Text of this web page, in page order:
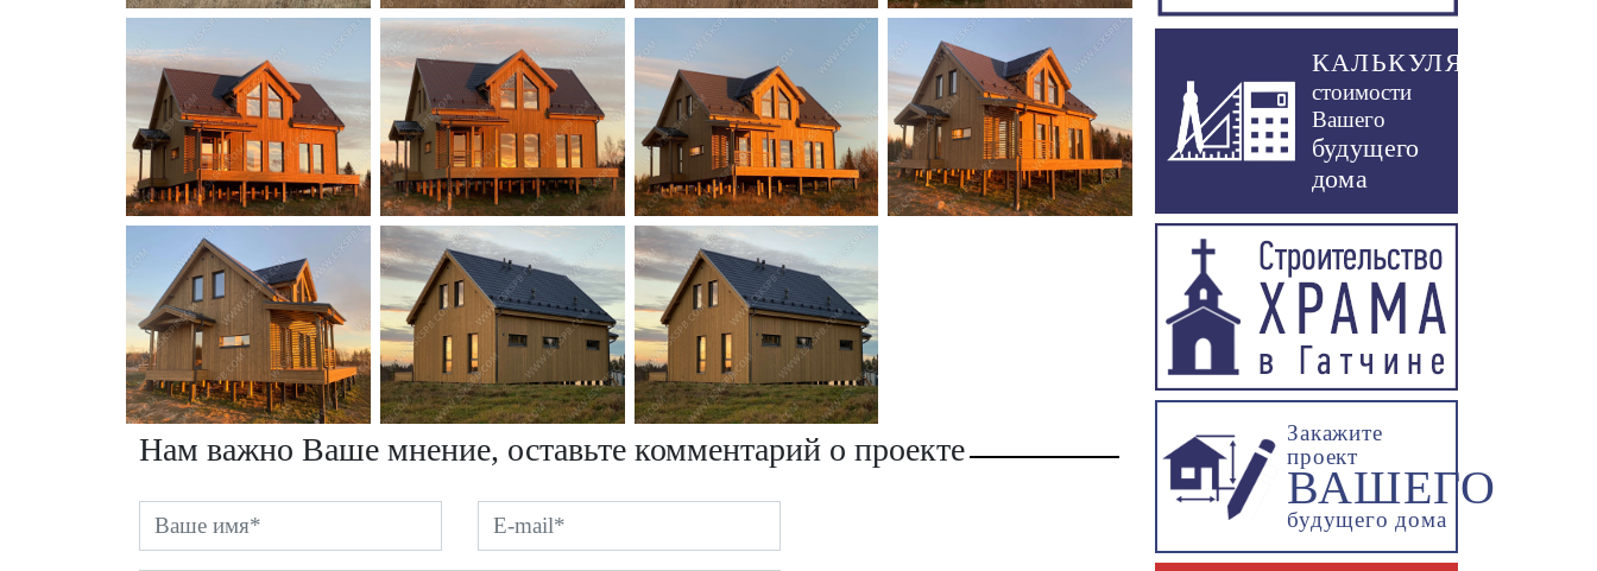
Нам важно Ваше мнение, оставьте комментарий о проекте
КАЛЬКУЛЯТОР
стоимости
Вашего
будущего
дома
Закажите
проект
ВАШЕГО
будущего дома